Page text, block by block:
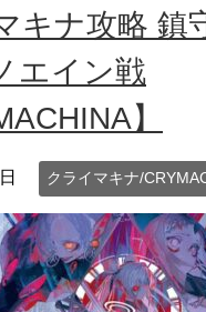
キナ攻略 鎮
エイン戦
】
クライマキナ/